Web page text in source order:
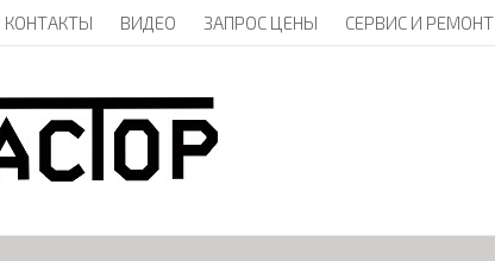
КОНТАКТЫ ВИДЕО ЗАПРОС ЦЕНЫ СЕРВИС И РЕМОНТ